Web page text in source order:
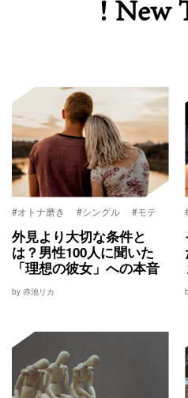
! New
#オトナ磨き #シングル #モテ
外見より大切な条件と
は？男性100人に聞いた
「理想の彼女」への本音
by 赤池リカ